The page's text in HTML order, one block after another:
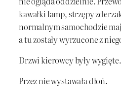
kawałki lamp, strzępy
normalnym samochodzie
a tu zostały wyrzucone z
Drzwi kierowcy były wygięte.
Przez nie wystawała dłoń.